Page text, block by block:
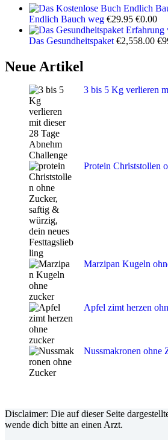
Endlich Bauch weg €29.95
Preis
war:
€0.00
ist:
Das Gesundheitspaket€2,558.00 €
Neue Artikel
3 bis 5 Kg verlieren
Protein Christstollen
Marzipan Kugeln
Apfel zimt herzen
Nussmakronen ohne
Disclaimer: Die auf dieser Seite
wende dich bitte an einen Arzt.